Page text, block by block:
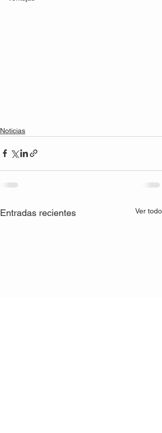
Noticias
Entradas recientes Ver todo